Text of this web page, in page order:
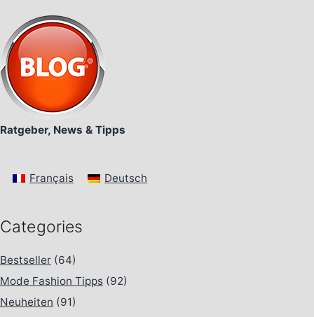
Ratgeber, News & Tipps
Français Deutsch
Categories
Bestseller (64)
Mode Fashion Tipps (92)
Neuheiten (91)